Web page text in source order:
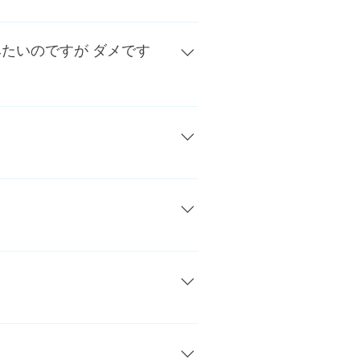
得がいくまで確認して下さい。
いのですが ダメです
会用に短くなっていますが、長
すすめします。
とができません。お手伝いして
が、ヴェニフィールにご来店の
お客様がたくさんいらっしゃい
多いです。二次会から参加され